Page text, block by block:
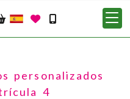
personalizados
4